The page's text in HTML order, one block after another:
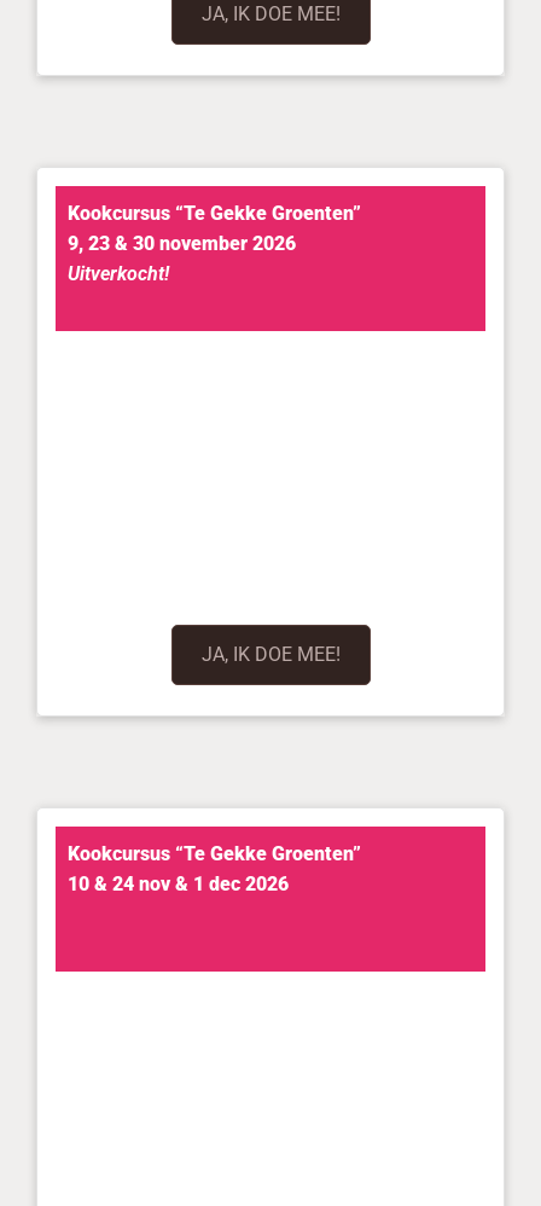
JA, IK DOE MEE!
Kookcursus “Te Gekke Groenten”
9, 23 & 30 november 2026
Uitverkocht!
JA, IK DOE MEE!
Kookcursus “Te Gekke Groenten”
10 & 24 nov & 1 dec 2026